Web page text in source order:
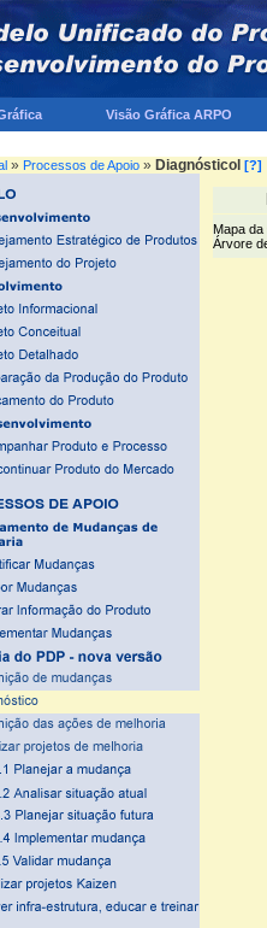
Visão Gráfica ARPO
» Processos de Apoio » Diagnósticol [?]
Mapa
Árvore